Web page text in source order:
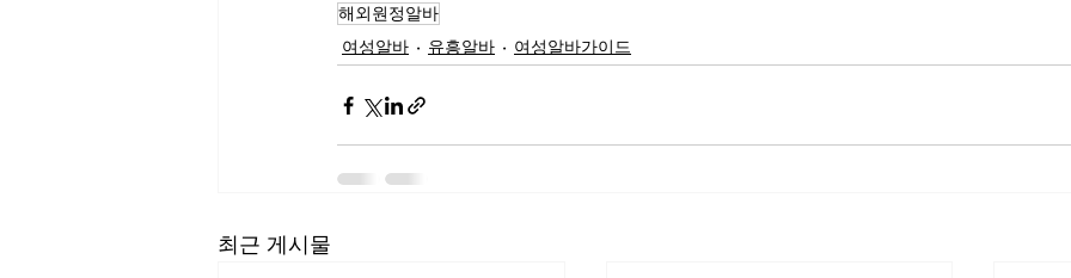
해외원정알바
여성알바
유흥알바 여성알바가이드
최근 게시물